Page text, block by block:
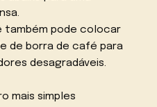
também pode colocar
de borra de café para
desagradáveis.
mais simples